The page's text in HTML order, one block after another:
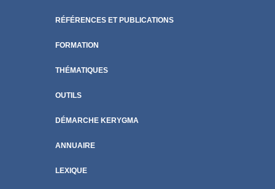
RÉFÉRENCES ET PUBLICATIONS
FORMATION
THÉMATIQUES
OUTILS
DÉMARCHE KERYGMA
ANNUAIRE
LEXIQUE